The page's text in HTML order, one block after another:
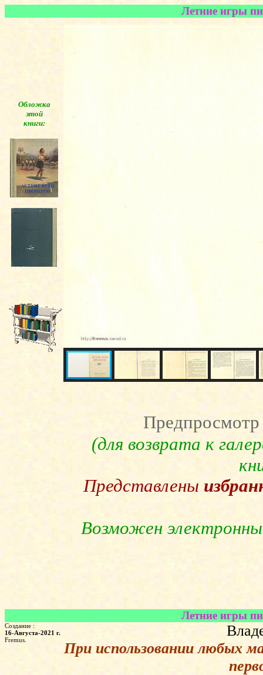
Летние игры
Обложка
этой
книги:
Предпросмотр
(для возврата к
Представлены
Возможен
Летние игры
Создание :
16-Августа-2021 г.
Fremus.
При использовании любых